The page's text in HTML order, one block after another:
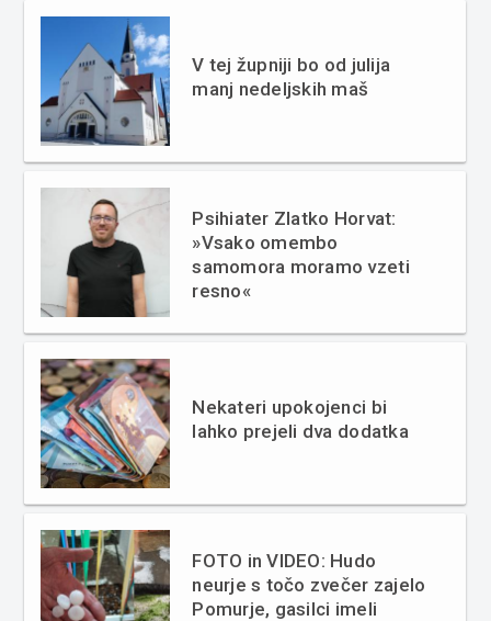
V tej župniji bo od julija
manj nedeljskih maš
Psihiater Zlatko Horvat:
»Vsako omembo
samomora moramo vzeti
resno«
Nekateri upokojenci bi
lahko prejeli dva dodatka
FOTO in VIDEO: Hudo
neurje s točo zvečer zajelo
Pomurje, gasilci imeli